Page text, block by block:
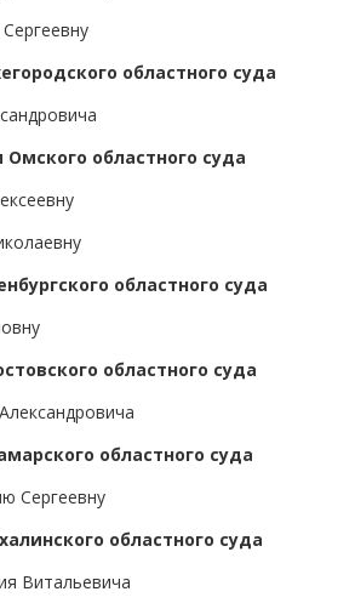
областного суда
областного суда
областного суда
областного суда
областного суда
Сергеевну
областного суда
Витальевича